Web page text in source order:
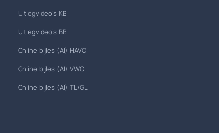
Uitlegvideo's KB
Uitlegvideo's BB
Online bijles (AI) HAVO
Online bijles (AI) VWO
Online bijles (AI) TL/GL